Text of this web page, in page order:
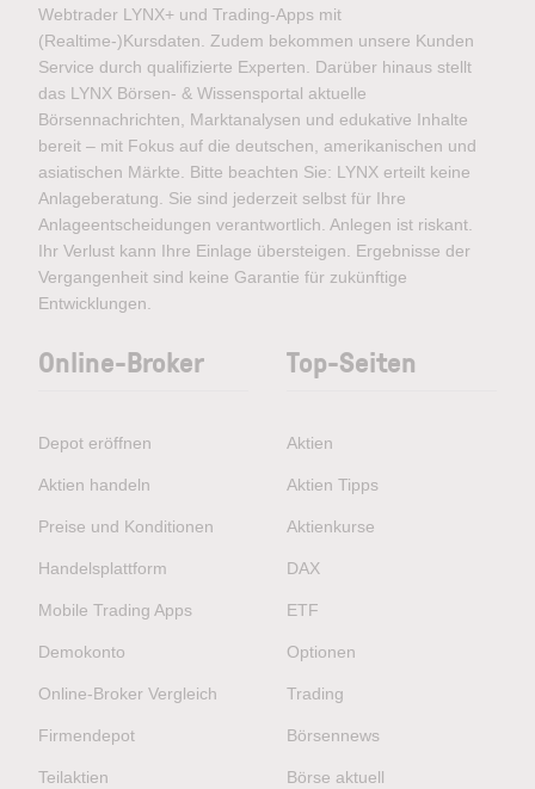
Webtrader LYNX+ und Trading-Apps mit
(Realtime-)Kursdaten. Zudem bekommen unsere Kunden
Service durch qualifizierte Experten. Darüber hinaus stellt
das LYNX Börsen- & Wissensportal aktuelle
Börsennachrichten, Marktanalysen und edukative Inhalte
bereit – mit Fokus auf die deutschen, amerikanischen und
asiatischen Märkte. Bitte beachten Sie: LYNX erteilt keine
Anlageberatung. Sie sind jederzeit selbst für Ihre
Anlageentscheidungen verantwortlich. Anlegen ist riskant.
Ihr Verlust kann Ihre Einlage übersteigen. Ergebnisse der
Vergangenheit sind keine Garantie für zukünftige
Entwicklungen.
Online-Broker
Depot eröffnen
Aktien handeln
Preise und Konditionen
Handelsplattform
Mobile Trading Apps
Demokonto
Online-Broker Vergleich
Firmendepot
Teilaktien
Top-Seiten
Aktien
Aktien Tipps
Aktienkurse
DAX
ETF
Optionen
Trading
Börsennews
Börse aktuell